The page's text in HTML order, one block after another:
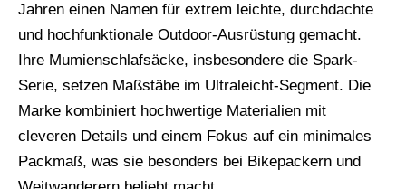
Jahren einen Namen für extrem leichte, durchdachte
und hochfunktionale Outdoor-Ausrüstung gemacht.
Ihre Mumienschlafsäcke, insbesondere die Spark-
Serie, setzen Maßstäbe im Ultraleicht-Segment. Die
Marke kombiniert hochwertige Materialien mit
cleveren Details und einem Fokus auf ein minimales
Packmaß, was sie besonders bei Bikepackern und